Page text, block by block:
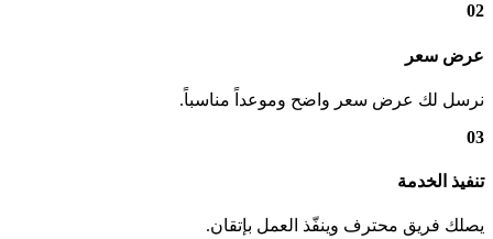
02
عرض سعر
نرسل لك عرض سعر واضح وموعداً مناسباً.
03
تنفيذ الخدمة
يصلك فريق محترف وينفّذ العمل بإتقان.